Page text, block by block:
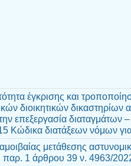
έγκρισης και
διοικητικών δικαστηρίων
επεξεργασία
Κώδικα διατάξεων νόμων
μετάθεσης
1 άρθρου 39 ν. 4963/